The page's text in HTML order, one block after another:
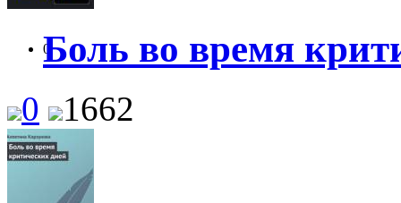
0
Боль во время
0 1662